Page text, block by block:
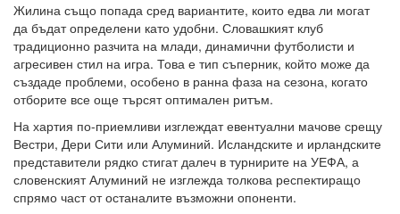
Жилина също попада сред вариантите, които едва ли могат
да бъдат определени като удобни. Словашкият клуб
традиционно разчита на млади, динамични футболисти и
агресивен стил на игра. Това е тип съперник, който може да
създаде проблеми, особено в ранна фаза на сезона, когато
отборите все още търсят оптимален ритъм.
На хартия по-приемливи изглеждат евентуални мачове срещу
Вестри, Дери Сити или Алуминий. Исландските и ирландските
представители рядко стигат далеч в турнирите на УЕФА, а
словенският Алуминий не изглежда толкова респектиращо
спрямо част от останалите възможни опоненти.